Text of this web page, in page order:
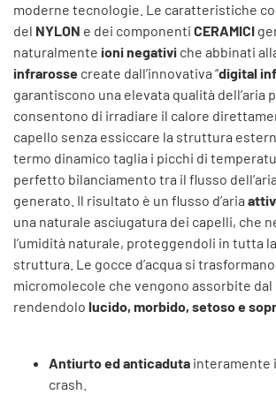
moderne tecnologie. Le caratteristiche
del NYLON e dei componenti CERAMICI
naturalmente ioni negativi che abbinati
infrarosse create dall’innovativa “digital
garantiscono una elevata qualità dell’aria
consentono di irradiare il calore
capello senza essiccare la struttura
termo dinamico taglia i picchi di
perfetto bilanciamento tra il flusso
generato. Il risultato è un flusso d’aria
una naturale asciugatura dei capelli, che
l’umidità naturale, proteggendoli in tutta
struttura. Le gocce d’acqua si
micromolecole che vengono assorbite dal
rendendolo lucido, morbido, setoso e
Antiurto ed anticaduta interamente
crash.